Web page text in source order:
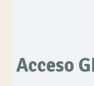
Acceso